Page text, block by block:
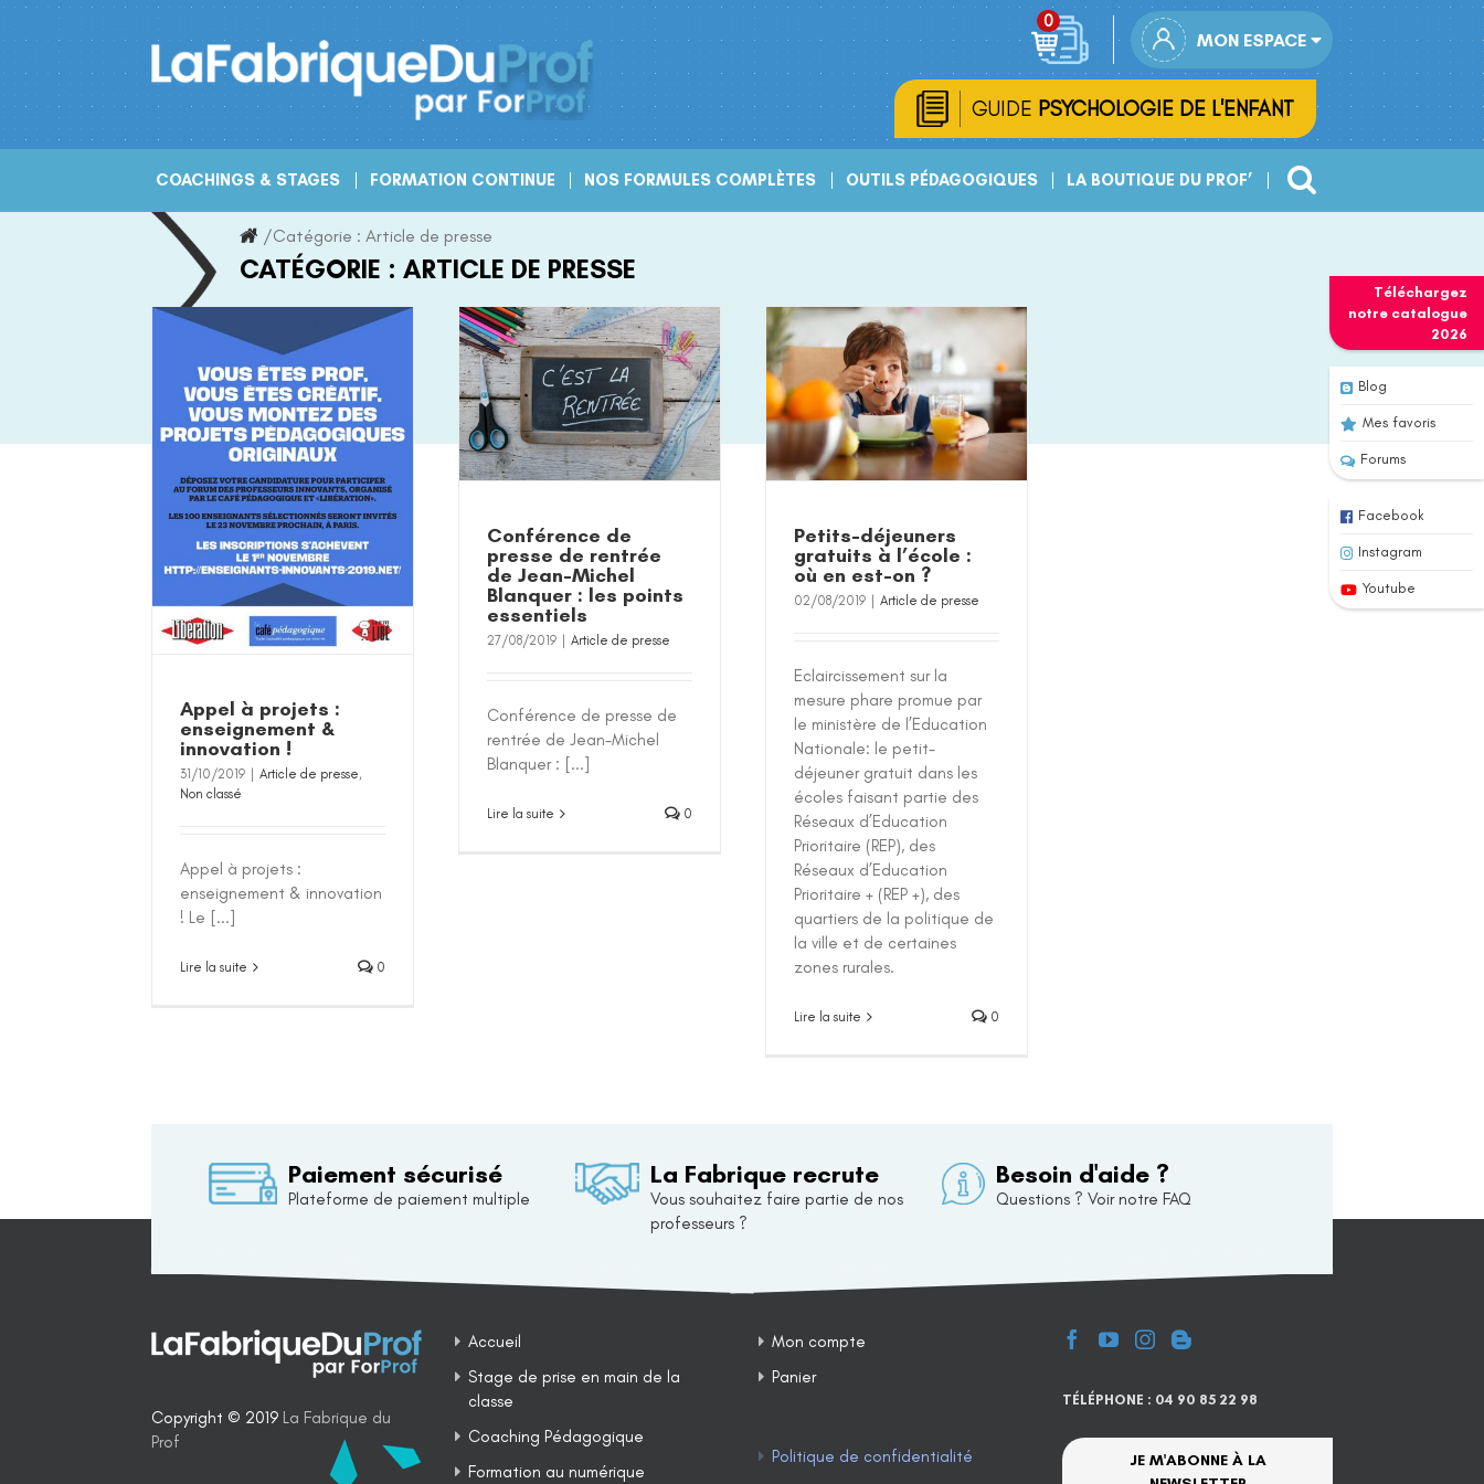
Téléchargez
notre catalogue
2026
Blog
Mes favoris
Forums
Facebook
Instagram
Youtube
Skip
to
MON ESPACE
GUIDE PSYCHOLOGIE DE L'ENFANT
COACHINGS & STAGES FORMATION CONTINUE NOS FORMULES COMPLÈTES OUTILS PÉDAGOGIQUES LA BOUTIQUE DU PROF’
/Catégorie : Article de presse
CATÉGORIE : ARTICLE DE PRESSE
Appel à projets :
enseignement &
innovation !
31/10/2019 | Article de presse,
Non classé
Appel à projets :
enseignement & innovation
! Le [...]
Lire la suite 0
Conférence de
presse de rentrée
de Jean-Michel
Blanquer : les points
essentiels
27/08/2019 Article de presse
Conférence de presse de
rentrée de Jean-Michel
Blanquer : [...]
Lire la suite 0
Petits-déjeuners
gratuits à l’école :
où en est-on ?
02/08/2019 Article de presse
Eclaircissement sur la
mesure phare promue par
le ministère de l’Education
Nationale: le petit-
déjeuner gratuit dans les
écoles faisant partie des
Réseaux d’Education
Prioritaire (REP), des
Réseaux d’Education
Prioritaire + (REP +), des
quartiers de la politique de
la ville et de certaines
zones rurales.
Lire la suite 0
Paiement sécurisé
Plateforme de paiement multiple
La Fabrique recrute
Vous souhaitez faire partie de nos
professeurs ?
Besoin d'aide ?
Questions ? Voir notre FAQ
Copyright © 2019 La Fabrique du
Prof
Accueil
Stage de prise en main de la
classe
Coaching Pédagogique
Formation au numérique
Mon compte
Panier
Politique de confidentialité
TÉLÉPHONE : 04 90 85 22 98
JE M'ABONNE À LA